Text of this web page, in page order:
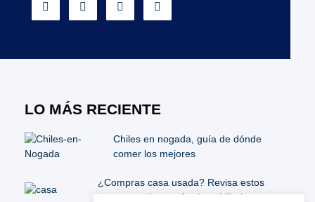
LO MÁS RECIENTE
Chiles en nogada, guía de dónde
comer los mejores
¿Compras casa usada? Revisa estos
puntos y evita estafas inmobiliarias